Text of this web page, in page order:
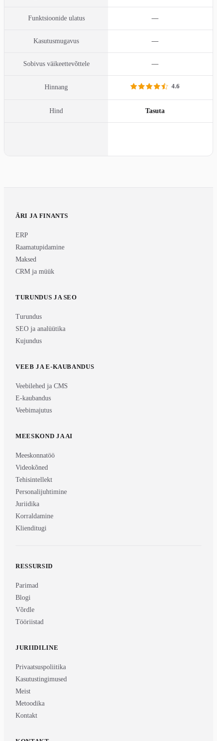
Funktsioonide ulatus —
Kasutusmugavus —
Sobivus väikeettevõttele —
Hinnang 4.6
Hind Tasuta
ÄRI JA FINANTS
ERP
Raamatupidamine
Maksed
CRM ja müük
TURUNDUS JA SEO
Turundus
SEO ja analüütika
Kujundus
VEEB JA E-KAUBANDUS
Veebilehed ja CMS
E-kaubandus
Veebimajutus
MEESKOND JA AI
Meeskonnatöö
Videokõned
Tehisintellekt
Personalijuhtimine
Juriidika
Korraldamine
Klienditugi
RESSURSID
Parimad
Blogi
Võrdle
Tööriistad
JURIIDILINE
Privaatsuspoliitika
Kasutustingimused
Meist
Metoodika
Kontakt